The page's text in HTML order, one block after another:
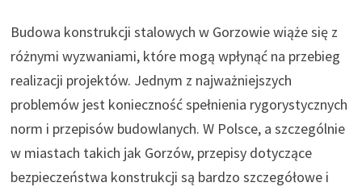
Budowa konstrukcji stalowych w Gorzowie wiąże się z
różnymi wyzwaniami, które mogą wpłynąć na przebieg
realizacji projektów. Jednym z najważniejszych
problemów jest konieczność spełnienia rygorystycznych
norm i przepisów budowlanych. W Polsce, a szczególnie
w miastach takich jak Gorzów, przepisy dotyczące
bezpieczeństwa konstrukcji są bardzo szczegółowe i